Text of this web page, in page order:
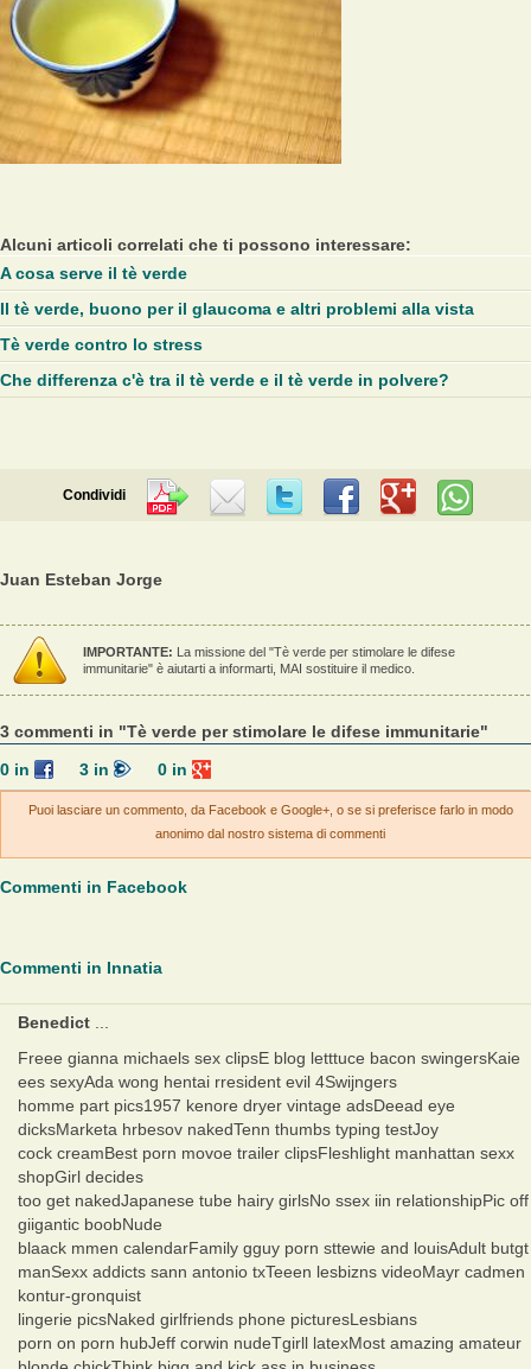
Alcuni articoli correlati che ti possono interessare:
A cosa serve il tè verde
Il tè verde, buono per il glaucoma e altri problemi alla vista
Tè verde contro lo stress
Che differenza c'è tra il tè verde e il tè verde in polvere?
Condividi
Juan Esteban Jorge
IMPORTANTE: La missione del "Tè verde per stimolare le difese
immunitarie" è aiutarti a informarti, MAI sostituire il medico.
3 commenti in "Tè verde per stimolare le difese immunitarie"
0in 3in 0 in
Puoi lasciare un commento, da Facebook e Google+, o se si preferisce farlo in modo
anonimo dal nostro sistema di commenti
Commenti in Facebook
Commenti in Innatia
Benedict
Freee gianna michaels sex clipsE blog letttuce bacon swingersKaie
ees sexyAda wong hentai rresident evil 4Swijngers
homme part pics1957 kenore dryer vintage adsDeead eye
dicksMarketa hrbesov nakedTenn thumbs typing testJoy
cock creamBest porn movoe trailer clipsFleshlight manhattan sexx
shopGirl decides
too get nakedJapanese tube hairy girlsNo ssex iin relationshipPic off
giigantic boobNude
blaack mmen calendarFamily gguy porn sttewie and louisAdult butgt
manSexx addicts sann antonio txTeeen lesbizns videoMayr cadmen
kontur-gronquist
lingerie picsNaked girlfriends phone picturesLesbians
porn on porn hubJeff corwin nudeTgirll latexMost amazing amateur